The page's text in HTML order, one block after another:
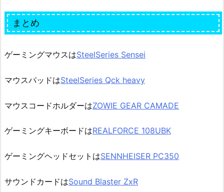
まとめ
ゲーミングマウスはSteelSeries Sensei
マウスパッドはSteelSeries Qck heavy
マウスコードホルダーはZOWIE GEAR CAMADE
ゲーミングキーボードはREALFORCE 108UBK
ゲーミングヘッドセットはSENNHEISER PC350
サウンドカードはSound Blaster ZxR